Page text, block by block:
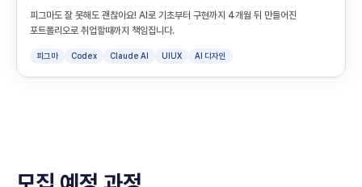
피그마도 잘 못해도 괜찮아요! AI로 기초부터 구현까지 4개월 뒤 만들어진
포트폴리오로 취업할때까지 책임집니다.
피그마 Codex Claude AI UIUX AI 디자인